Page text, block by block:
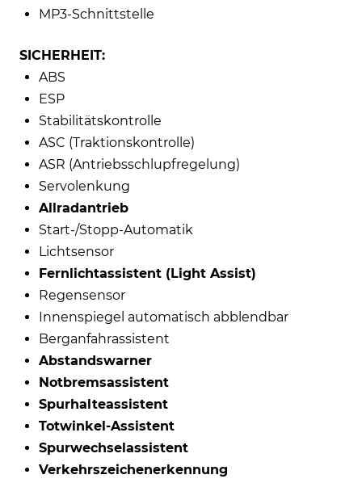
MP3-Schnittstelle
SICHERHEIT:
ABS
ESP
Stabilitätskontrolle
ASC (Traktionskontrolle)
ASR (Antriebsschlupfregelung)
Servolenkung
Allradantrieb
Start-/Stopp-Automatik
Lichtsensor
Fernlichtassistent (Light Assist)
Regensensor
Innenspiegel automatisch abblendbar
Berganfahrassistent
Abstandswarner
Notbremsassistent
Spurhalteassistent
Totwinkel-Assistent
Spurwechselassistent
Verkehrszeichenerkennung